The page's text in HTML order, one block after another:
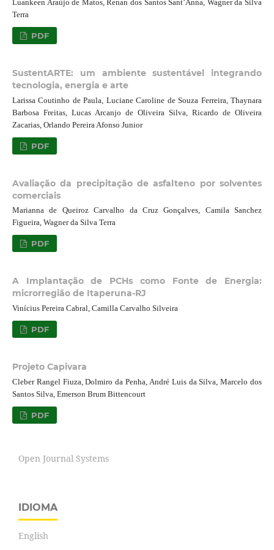
Luankeen Araújo de Matos, Renan dos Santos Sant’Anna, Wagner da Silva
Terra
PDF
SustentARTE: um ambiente sustentável integrando
tecnologia, energia e arte
Larissa Coutinho de Paula, Luciane Caroline de Souza Ferreira, Thaynara
Barbosa Freitas, Lucas Arcanjo de Oliveira Silva, Ricardo de Oliveira
Zacarias, Orlando Pereira Afonso Junior
PDF
Avaliação da precipitação de asfalteno por solventes
comerciais
Marianna de Queiroz Carvalho da Cruz Gonçalves, Camila Sanchez
Figueira, Wagner da Silva Terra
PDF
A Implantação de PCHs como Fonte de Energia:
microrregião de Itaperuna-RJ
Vinícius Pereira Cabral, Camilla Carvalho Silveira
PDF
Projeto Capivara
Cleber Rangel Fiuza, Dolmiro da Penha, André Luis da Silva, Marcelo dos
Santos Silva, Emerson Brum Bittencourt
PDF
Open Journal Systems
IDIOMA
English